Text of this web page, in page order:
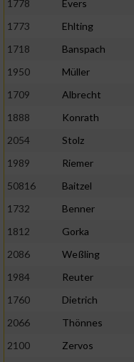
1778 Evers
1773
Ehlting
1718
Banspach
1950
Müller
1709
Albrecht
1888
Konrath
2054
Stolz
1989
Riemer
50816
Baitzel
1732
Benner
1812
Gorka
2086
Weßling
1984
Reuter
1760
Dietrich
2066
Thönnes
2100
Zervos